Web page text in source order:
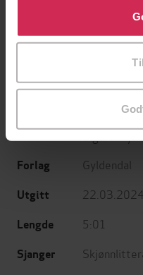
bruke cookies for alle
tilpasse ditt samtykke til
EBOK
Per Marius
Forlag Gyldendal
Utgitt 22.03.2024
Lengde 5:01
Sjanger